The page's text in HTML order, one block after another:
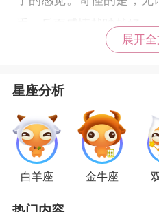
手，反而感情越吵越好。
星座乐原创文章，转载需
展开全
星座分析
白羊座 金牛座